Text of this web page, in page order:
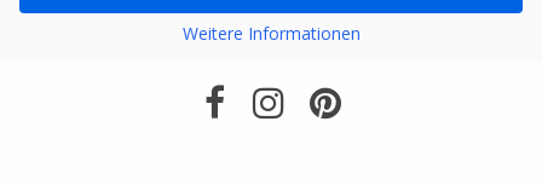
Weitere Informationen